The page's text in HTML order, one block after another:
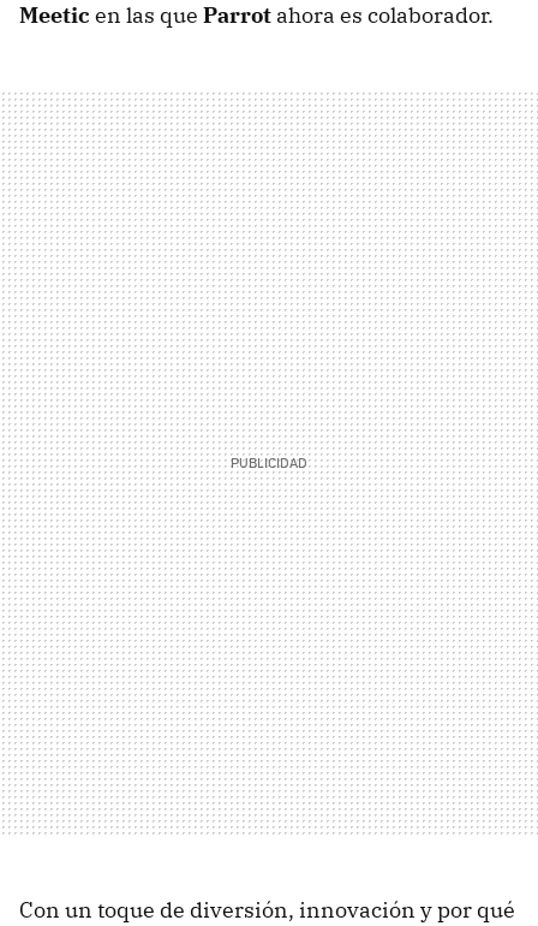
Meetic en las que Parrot ahora es colaborador.
Con un toque de diversión, innovación y por qué